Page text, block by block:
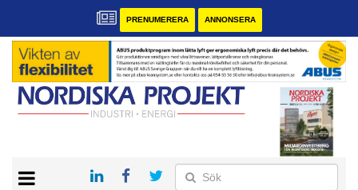
PRENUMERERA ANNONSERA